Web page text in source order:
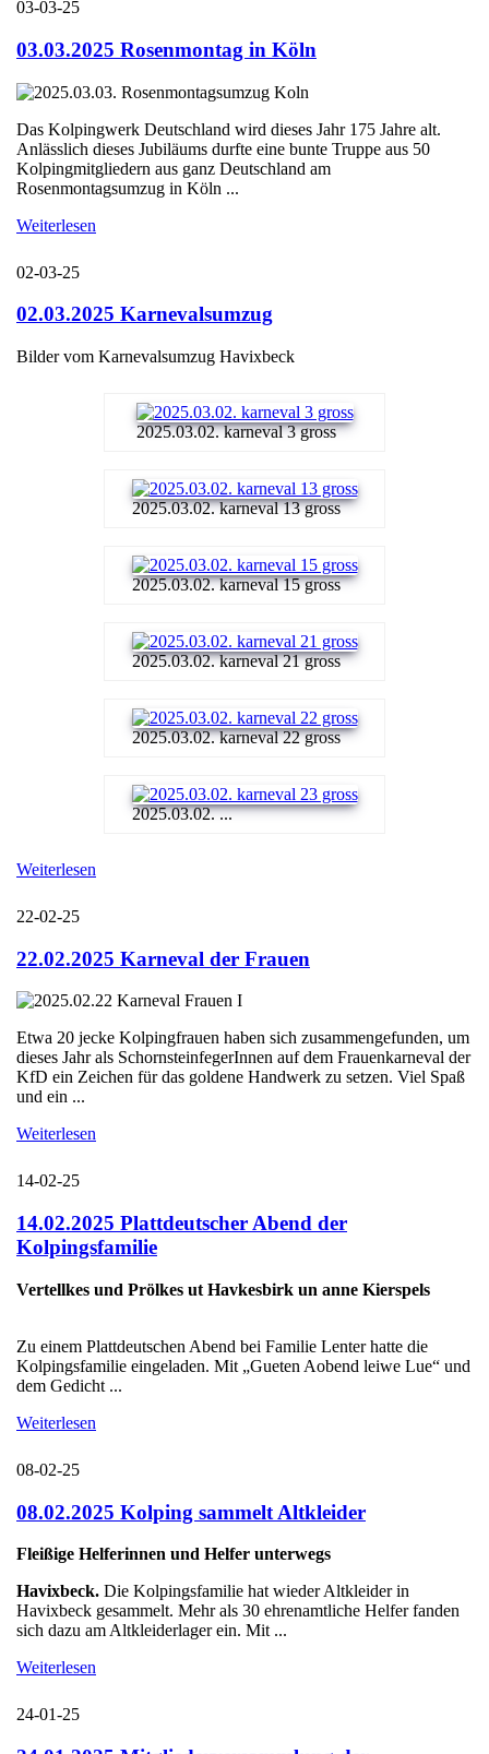
03-03-25
03.03.2025 Rosenmontag in Köln
Das Kolpingwerk Deutschland wird dieses Jahr 175 Jahre alt.
Anlässlich dieses Jubiläums durfte eine bunte Truppe aus 50
Kolpingmitgliedern aus ganz Deutschland am
Rosenmontagsumzug in Köln ...
Weiterlesen
02-03-25
02.03.2025 Karnevalsumzug
Bilder vom Karnevalsumzug Havixbeck
2025.03.02. karneval 3 gross
2025.03.02. karneval 13 gross
2025.03.02. karneval 15 gross
2025.03.02. karneval 21 gross
2025.03.02. karneval 22 gross
2025.03.02. ...
Weiterlesen
22-02-25
22.02.2025 Karneval der Frauen
Etwa 20 jecke Kolpingfrauen haben sich zusammengefunden, um
dieses Jahr als SchornsteinfegerInnen auf dem Frauenkarneval der
KfD ein Zeichen für das goldene Handwerk zu setzen. Viel Spaß
und ein ...
Weiterlesen
14-02-25
14.02.2025 Plattdeutscher Abend der
Kolpingsfamilie
Vertellkes und Prölkes ut Havkesbirk un anne Kierspels
Zu einem Plattdeutschen Abend bei Familie Lenter hatte die
Kolpingsfamilie eingeladen. Mit „Gueten Aobend leiwe Lue“ und
dem Gedicht ...
Weiterlesen
08-02-25
08.02.2025 Kolping sammelt Altkleider
Fleißige Helferinnen und Helfer unterwegs
Havixbeck. Die Kolpingsfamilie hat wieder Altkleider in
Havixbeck gesammelt. Mehr als 30 ehrenamtliche Helfer fanden
sich dazu am Altkleiderlager ein. Mit ...
Weiterlesen
24-01-25